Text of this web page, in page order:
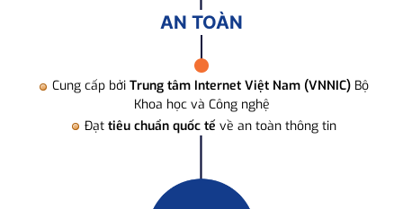
AN TOÀN
Cung cấp bởi Trung tâm Internet Việt Nam (VNNIC) Bộ
Khoa học và Công nghệ
Đạt tiêu chuẩn quốc tế về an toàn thông tin